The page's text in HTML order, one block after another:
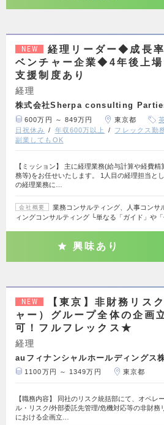
NEW
経理リーダー◆成長
ベンチャー企業◆4年後上
支援制度あり
経理
株式会社Sherpa consulting
600万円 ～ 849万円 東京都
日祝休み
年収600万以上 フレックス勤
副業してもOK
【ミッション】 主に経理業務(給与計算や経費精
務等)をお任せいたします。 1人目の経理担当と
の経理業務に…
会社概要
業務コンサルティング、人事コンサ
ィングコンサルティング └単なる「ガイド」や
興味あり
NEW
【東京】非財務リス
ャー）グループ全体の企画
可！フルフレックス★
経理
auフィナンシャルホールディングス
1100万円 ～ 1349万円 東京都
【職務内容】 同社のリスク統括部にて、オペレ
ル・リスク/外部委託先管理/危機対応等の非財務
における企画立…